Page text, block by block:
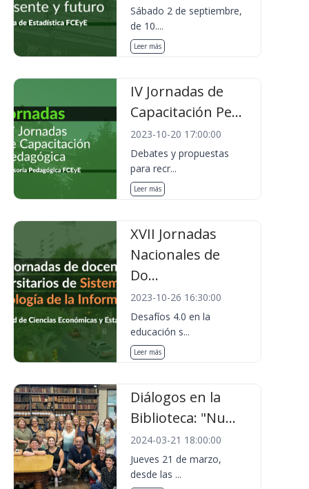
Sábado 2 de septiembre,
de 10....
Leer más
IV Jornadas de
Capacitación Pe...
2023-10-20 17:00:00
Debates y propuestas
para recr...
Leer más
XVII Jornadas
Nacionales de
Do...
2023-10-26 16:30:00
Desafíos 4.0 en la
educación s...
Leer más
Diálogos en la
Biblioteca: "Nu...
2024-03-21 18:00:00
Jueves 21 de marzo,
desde las ...